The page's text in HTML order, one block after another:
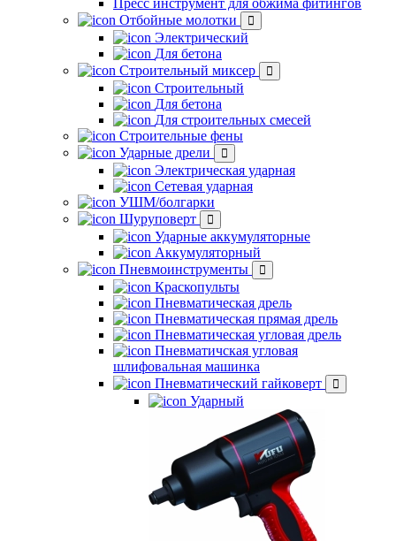
Пресс инструмент для обжима фитингов
Отбойные молотки
Электрический
Для бетона
Строительный миксер
Строительный
Для бетона
Для строительных смесей
Строительные фены
Ударные дрели
Электрическая ударная
Сетевая ударная
УШМ/болгарки
Шуруповерт
Ударные аккумуляторные
Аккумуляторный
Пневмоинструменты
Краскопульты
Пневматическая дрель
Пневматическая прямая дрель
Пневматическая угловая дрель
Пневматичская угловая
шлифовальная машинка
Пневматический гайковерт
Ударный